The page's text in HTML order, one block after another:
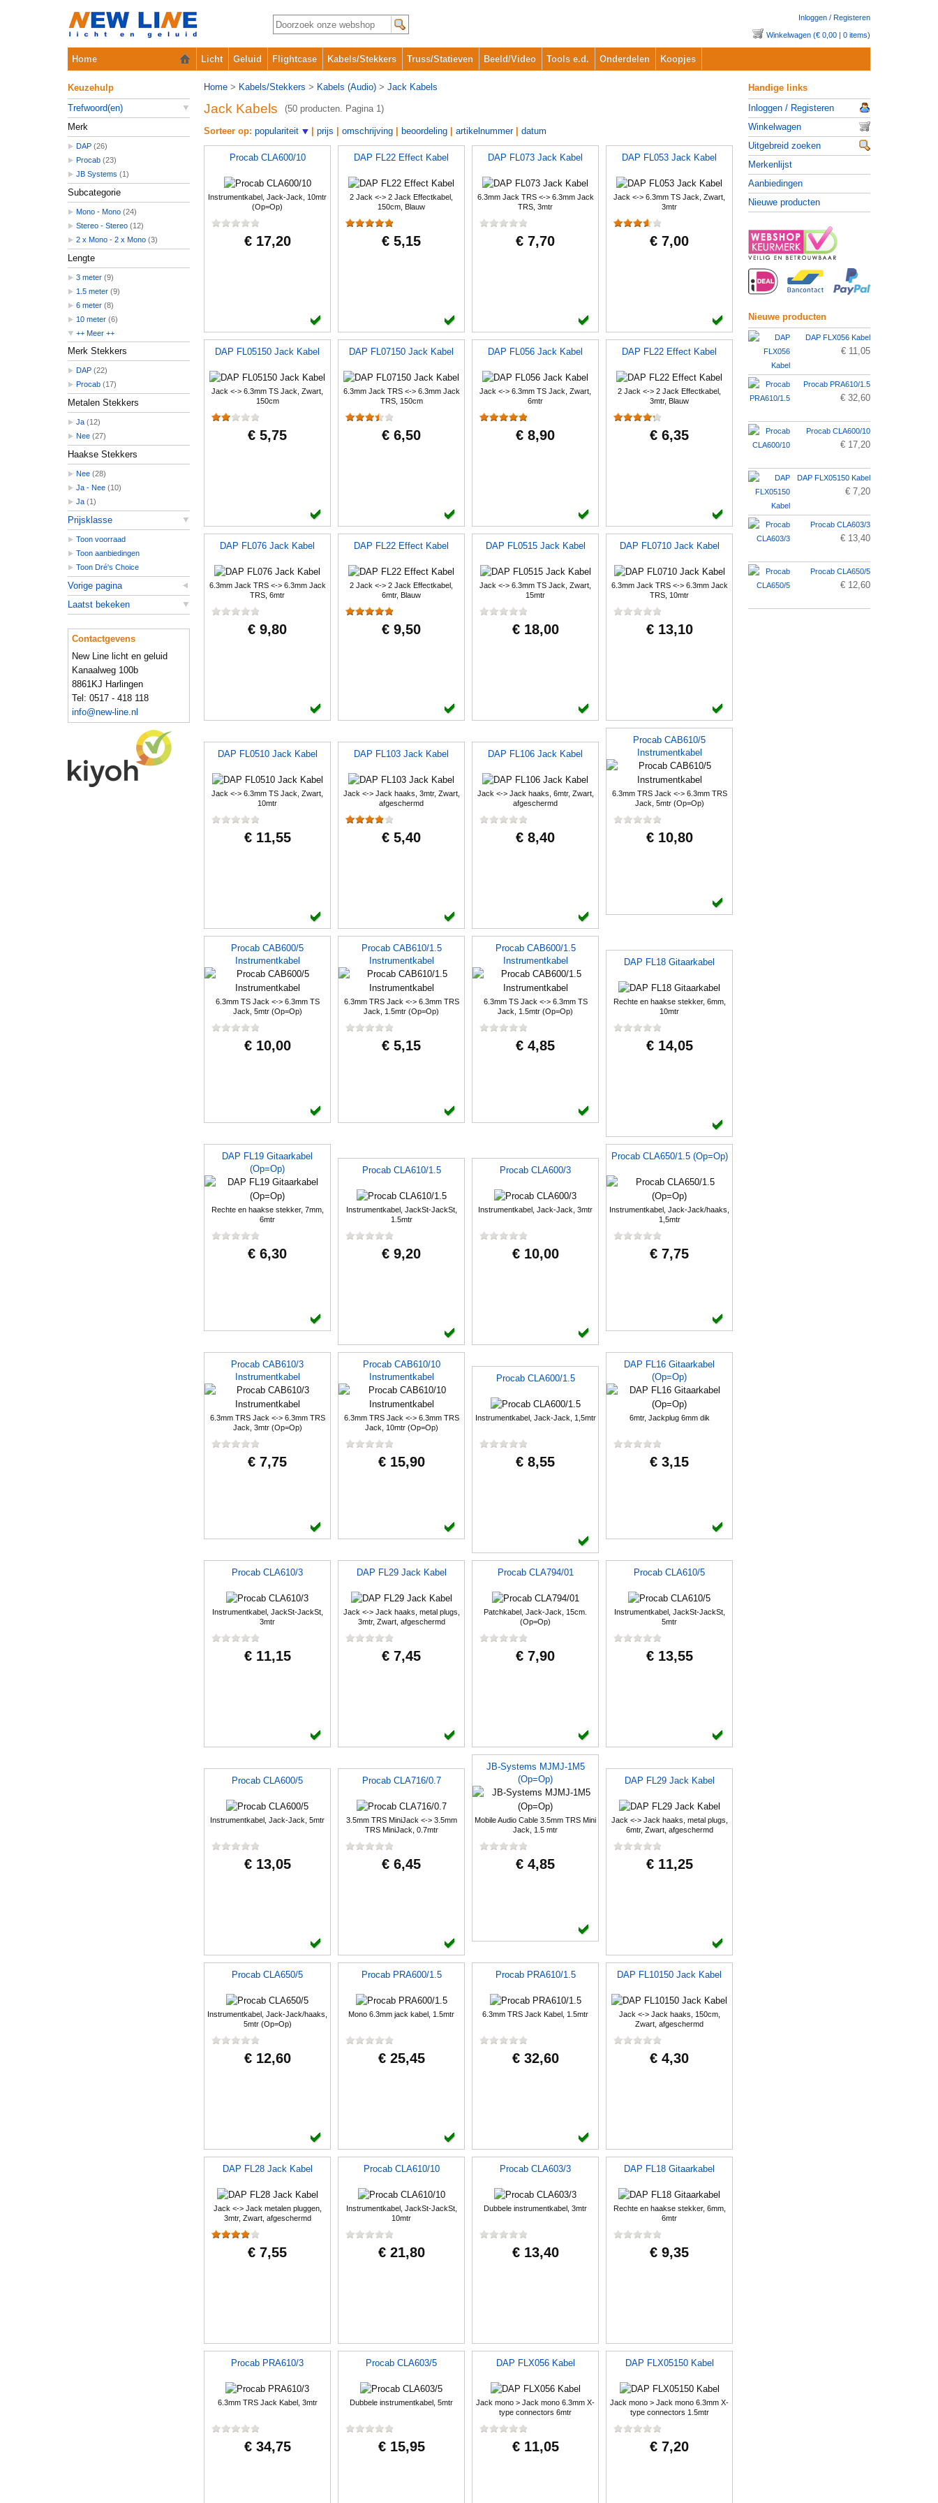
Inloggen / Registeren
Winkelwagen (€ 0,00 | 0 items)
Home Licht Geluid Flightcase Kabels/Stekkers Truss/Statieven Beeld/Video Tools e.d. Onderdelen Koopjes
Home > Kabels/Stekkers > Kabels (Audio) > Jack Kabels
Jack Kabels (50 producten. Pagina 1)
Sorteer op: populariteit prijs omschrijving beoordeling artikelnummer| datum
Procab CLA600/10
Instrumentkabel, Jack-Jack, 10mtr
(Op=Op)
€ 17,20
DAP FL22 Effect Kabel
2 Jack <-> 2 Jack Effectkabel,
150cm, Blauw
€ 5,15
DAP FL073 Jack Kabel
6.3mm Jack TRS <-> 6.3mm Jack
TRS, 3mtr
€ 7,70
DAP FL053 Jack Kabel
Jack <-> 6.3mm TS Jack, Zwart,
3mtr
€ 7,00
DAP FL05150 Jack Kabel
Jack <-> 6.3mm TS Jack, Zwart,
150cm
€ 5,75
DAP FL07150 Jack Kabel
6.3mm Jack TRS <-> 6.3mm Jack
TRS, 150cm
€ 6,50
DAP FL056 Jack Kabel
Jack <-> 6.3mm TS Jack, Zwart,
6mtr
€ 8,90
DAP FL22 Effect Kabel
2 Jack <-> 2 Jack Effectkabel,
3mtr, Blauw
€ 6,35
DAP FL076 Jack Kabel
6.3mm Jack TRS <-> 6.3mm Jack
TRS, 6mtr
€ 9,80
DAP FL22 Effect Kabel
2 Jack <-> 2 Jack Effectkabel,
6mtr, Blauw
€ 9,50
DAP FL0515 Jack Kabel
Jack <-> 6.3mm TS Jack, Zwart,
15mtr
€ 18,00
DAP FL0710 Jack Kabel
6.3mm Jack TRS <-> 6.3mm Jack
TRS, 10mtr
€ 13,10
DAP FL0510 Jack Kabel
Jack <-> 6.3mm TS Jack, Zwart,
10mtr
€ 11,55
DAP FL103 Jack Kabel
Jack <-> Jack haaks, 3mtr, Zwart,
afgeschermd
€ 5,40
DAP FL106 Jack Kabel
Jack <-> Jack haaks, 6mtr, Zwart,
afgeschermd
€ 8,40
Procab CAB610/5
Instrumentkabel
6.3mm TRS Jack <-> 6.3mm TRS
Jack, 5mtr (Op=Op)
€ 10,80
Procab CAB600/5
Instrumentkabel
6.3mm TS Jack <-> 6.3mm TS
Jack, 5mtr (Op=Op)
€ 10,00
Procab CAB610/1.5
Instrumentkabel
6.3mm TRS Jack <-> 6.3mm TRS
Jack, 1.5mtr (Op=Op)
€ 5,15
Procab CAB600/1.5
Instrumentkabel
6.3mm TS Jack <-> 6.3mm TS
Jack, 1.5mtr (Op=Op)
€ 4,85
DAP FL18 Gitaarkabel
Rechte en haakse stekker, 6mm,
10mtr
€ 14,05
DAP FL19 Gitaarkabel
(Op=Op)
Rechte en haakse stekker, 7mm,
6mtr
€ 6,30
Procab CLA610/1.5
Instrumentkabel, JackSt-JackSt,
1.5mtr
€ 9,20
Procab CLA600/3
Instrumentkabel, Jack-Jack, 3mtr
€ 10,00
Procab CLA650/1.5 (Op=Op)
Instrumentkabel, Jack-Jack/haaks,
1,5mtr
€ 7,75
Procab CAB610/3
Instrumentkabel
6.3mm TRS Jack <-> 6.3mm TRS
Jack, 3mtr (Op=Op)
€ 7,75
Procab CAB610/10
Instrumentkabel
6.3mm TRS Jack <-> 6.3mm TRS
Jack, 10mtr (Op=Op)
€ 15,90
Procab CLA600/1.5
Instrumentkabel, Jack-Jack, 1,5mtr
€ 8,55
DAP FL16 Gitaarkabel
(Op=Op)
6mtr, Jackplug 6mm dik
€ 3,15
Procab CLA610/3
Instrumentkabel, JackSt-JackSt,
3mtr
€ 11,15
DAP FL29 Jack Kabel
Jack <-> Jack haaks, metal plugs,
3mtr, Zwart, afgeschermd
€ 7,45
Procab CLA794/01
Patchkabel, Jack-Jack, 15cm.
(Op=Op)
€ 7,90
Procab CLA610/5
Instrumentkabel, JackSt-JackSt,
5mtr
€ 13,55
Procab CLA600/5
Instrumentkabel, Jack-Jack, 5mtr
€ 13,05
Procab CLA716/0.7
3.5mm TRS MiniJack <-> 3.5mm
TRS MiniJack, 0.7mtr
€ 6,45
JB-Systems MJMJ-1M5
(Op=Op)
Mobile Audio Cable 3.5mm TRS Mini
Jack, 1.5 mtr
€ 4,85
DAP FL29 Jack Kabel
Jack <-> Jack haaks, metal plugs,
6mtr, Zwart, afgeschermd
€ 11,25
Procab CLA650/5
Instrumentkabel, Jack-Jack/haaks,
5mtr (Op=Op)
€ 12,60
Procab PRA600/1.5
Mono 6.3mm jack kabel, 1.5mtr
€ 25,45
Procab PRA610/1.5
6.3mm TRS Jack Kabel, 1.5mtr
€ 32,60
DAP FL10150 Jack Kabel
Jack <-> Jack haaks, 150cm,
Zwart, afgeschermd
€ 4,30
DAP FL28 Jack Kabel
Jack <-> Jack metalen pluggen,
3mtr, Zwart, afgeschermd
€ 7,55
Procab CLA610/10
Instrumentkabel, JackSt-JackSt,
10mtr
€ 21,80
Procab CLA603/3
Dubbele instrumentkabel, 3mtr
€ 13,40
DAP FL18 Gitaarkabel
Rechte en haakse stekker, 6mm,
6mtr
€ 9,35
Procab PRA610/3
6.3mm TRS Jack Kabel, 3mtr
€ 34,75
Procab CLA603/5
Dubbele instrumentkabel, 5mtr
€ 15,95
DAP FLX056 Kabel
Jack mono > Jack mono 6.3mm X-
type connectors 6mtr
€ 11,05
DAP FLX05150 Kabel
Jack mono > Jack mono 6.3mm X-
type connectors 1.5mtr
€ 7,20
Keuzehulp
Trefwoord(en)
Merk
DAP (26)
Procab (23)
JB Systems (1)
Subcategorie
Mono - Mono (24)
Stereo - Stereo (12)
2 x Mono - 2 x Mono (3)
Lengte
3 meter (9)
1.5 meter (9)
6 meter (8)
10 meter (6)
++ Meer ++
15 meter (1)
5 meter(5)
Merk Stekkers
DAP (22)
Procab (17)
Metalen Stekkers
Ja (12)
Nee (27)
Haakse Stekkers
Nee (28)
Ja - Nee (10)
Ja (1)
Prijsklasse
Toon voorraad
Toon aanbiedingen
Toon Dré's Choice
Vorige pagina
Laatst bekeken
Contactgevens
New Line licht en geluid
Kanaalweg 100b
8861KJ Harlingen
Tel: 0517 - 418 118
info@new-line.nl
Handige links
Inloggen / Registeren
Winkelwagen
Uitgebreid zoeken
Merkenlijst
Aanbiedingen
Nieuwe producten
Nieuwe producten
DAP FLX056 Kabel
€ 11,05
Procab PRA610/1.5
€ 32,60
Procab CLA600/10
€ 17,20
DAP FLX05150 Kabel
€ 7,20
Procab CLA603/3
€ 13,40
Procab CLA650/5
€ 12,60